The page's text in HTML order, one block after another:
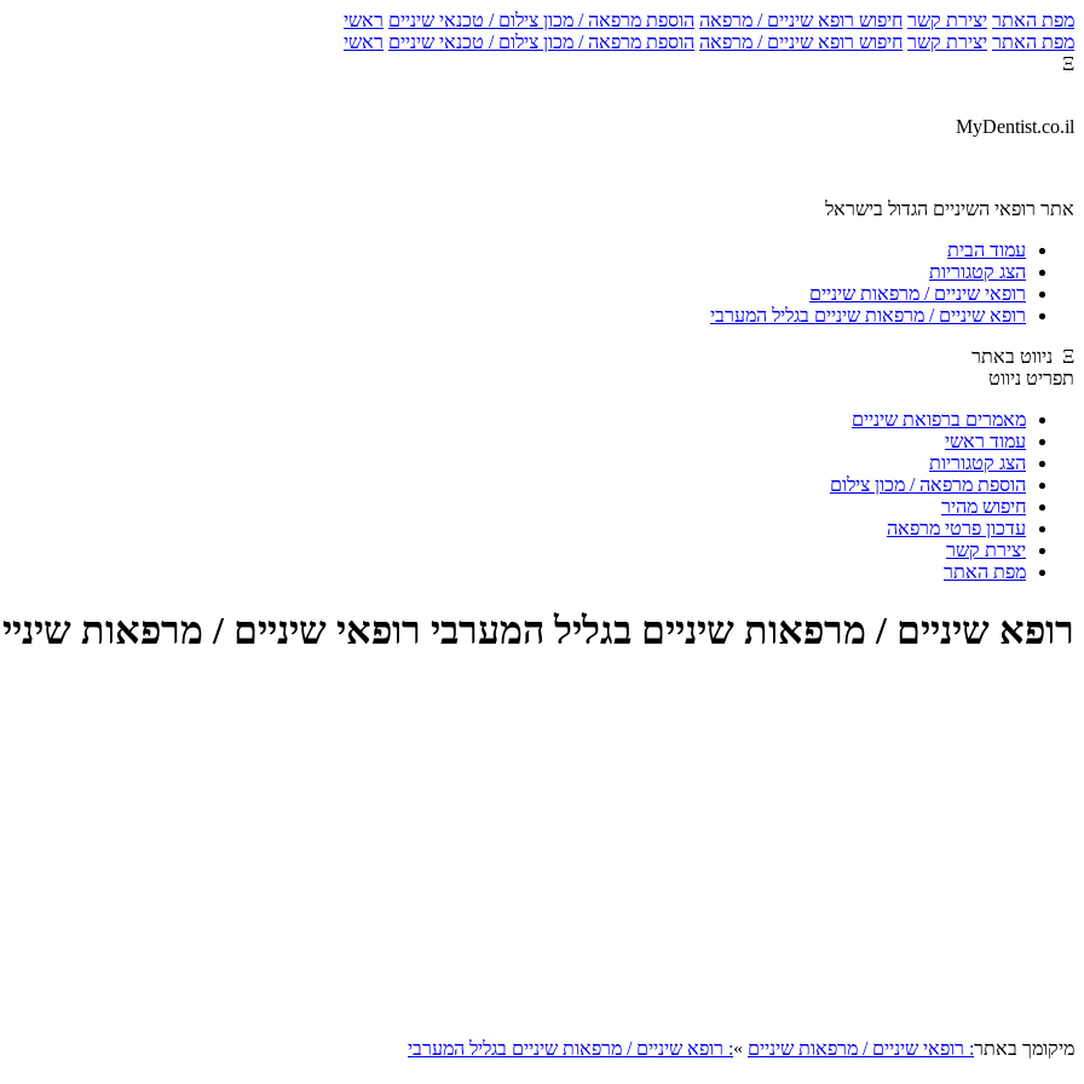
מפת האתר יצירת קשר חיפוש רופא שיניים / מרפאה הוספת מרפאה / מכון צילום / טכנאי שיניים ראשי
מפת האתר יצירת קשר חיפוש רופא שיניים / מרפאה הוספת מרפאה / מכון צילום / טכנאי שיניים ראשי
Ξ
MyDentist.co.il
אתר רופאי השיניים הגדול בישראל
עמוד הבית
הצג קטגוריות
רופאי שיניים / מרפאות שיניים
רופא שיניים / מרפאות שיניים בגליל המערבי
Ξ ניווט באתר
תפריט ניווט
מאמרים ברפואת שיניים
עמוד ראשי
הצג קטגוריות
הוספת מרפאה / מכון צילום
חיפוש מהיר
עדכון פרטי מרפאה
יצירת קשר
מפת האתר
רופא שיניים / מרפאות שיניים בגליל המערבי רופאי שיניים / מרפאות
מיקומך באתר: רופאי שיניים / מרפאות שיניים »: רופא שיניים / מרפאות שיניים בגליל המערבי